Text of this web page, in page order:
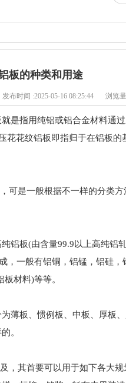
板的种类和用途
发布时间 :2025-05-16 08:25:44 浏览
是指用纯铝或铝合金材料通
花花纹铝板即指归于在铝板的
可是一般根据不一样的分类
铝板(由含量99.9以上高纯铝
，一般有铝铜，铝锰，铝硅，
材料)等等。
薄板、惯例板、中板、厚板
。
，其首要可以用于如下各大